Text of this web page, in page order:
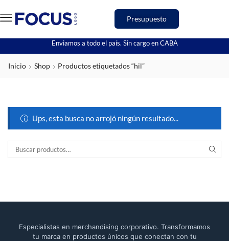
Presupuesto
Enviamos a todo el país. Sin cargo en CABA
Inicio Shop Productos etiquetados “hil”
Ups, esta busca no arrojó ningún resultado...
Especialistas en merchandising corporativo. Transformamos
tu marca en productos únicos que conectan con tu